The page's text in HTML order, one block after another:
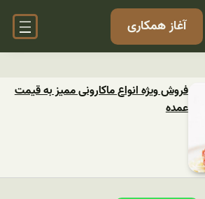
آغاز همکاری
فروش ویژه انواع ماکارونی ممیز به قیمت
عمده